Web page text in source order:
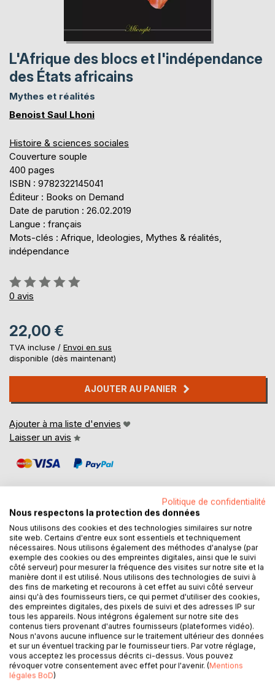
L'Afrique des blocs et l'indépendance
des États africains
Mythes et réalités
Benoist Saul Lhoni
Histoire & sciences sociales
Couverture souple
400 pages
ISBN : 9782322145041
Éditeur : Books on Demand
Date de parution : 26.02.2019
Langue : français
Mots-clés : Afrique, Ideologies, Mythes & réalités,
indépendance
Évaluation:
0%
0 avis
22,00 €
TVA incluse / Envoi en sus
disponible (dès maintenant)
AJOUTER AU PANIER
Ajouter à ma liste d'envies
Laisser un avis
DESCRIPTION
Des projets de société partagés par les partisans de
l'action positive, du socialisme, au-delà des errances
politiques sur fond de traditions africaines revitalisées et,
enfin par la jeune génération ayant connu les maquis et les
contraintes de la lutte de libération nationale - ayant
souvent opté pour le marxisme-léninisme -, il ne reste plus
qu'un débat de fond à mener : qu'est-ce que
l'indépendance a favorisé comme forces d'évolution de la
société africaine dans sa globalité ?
Politique de confidentialité
Nous respectons la protection des données
Nous utilisons des cookies et des technologies similaires sur notre
site web. Certains d'entre eux sont essentiels et techniquement
nécessaires. Nous utilisons également des méthodes d'analyse (par
exemple des cookies ou des empreintes digitales, ainsi que le suivi
côté serveur) pour mesurer la fréquence des visites sur notre site et la
manière dont il est utilisé. Nous utilisons des technologies de suivi à
des fins de marketing et recourons à cet effet au suivi côté serveur
ainsi qu'à des fournisseurs tiers, ce qui permet d'utiliser des cookies,
des empreintes digitales, des pixels de suivi et des adresses IP sur
tous les appareils. Nous intégrons également sur notre site des
contenus tiers provenant d'autres fournisseurs (plateformes vidéo).
Nous n'avons aucune influence sur le traitement ultérieur des données
et sur un éventuel tracking par le fournisseur tiers. Par votre réglage,
vous acceptez les processus décrits ci-dessus. Vous pouvez
révoquer votre consentement avec effet pour l'avenir. (Mentions
légales BoD)